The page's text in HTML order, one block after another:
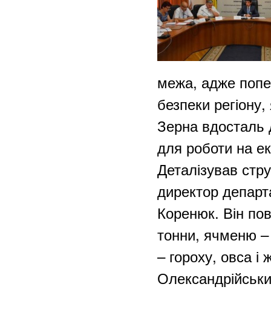
межа, адже
безпеки
Зерна вдосталь
для роботи на
Деталізував
директор
Коренюк. Він
тонни, ячменю –
– гороху, овса